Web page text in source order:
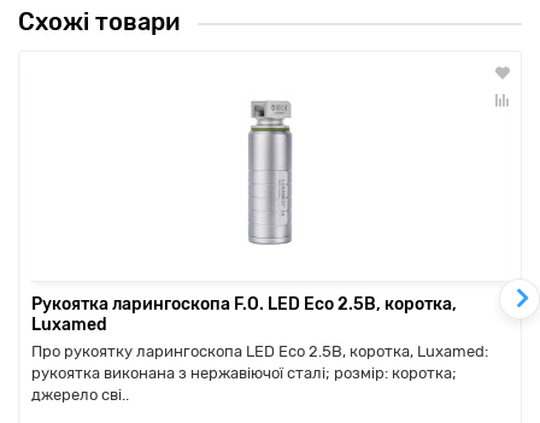
Схожі товари
Рукоятка ларингоскопа F.O. LED Eco 2.5В, коротка,
Luxamed
Про рукоятку ларингоскопа LED Eco 2.5В, коротка, Luxamed:
рукоятка виконана з нержавіючої сталі; розмір: коротка;
джерело сві..